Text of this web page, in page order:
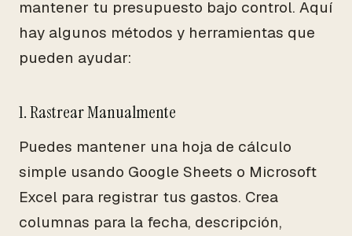
mantener tu presupuesto bajo control. Aquí
hay algunos métodos y herramientas que
pueden ayudar:
1. Rastrear Manualmente
Puedes mantener una hoja de cálculo
simple usando Google Sheets o Microsoft
Excel para registrar tus gastos. Crea
columnas para la fecha, descripción,